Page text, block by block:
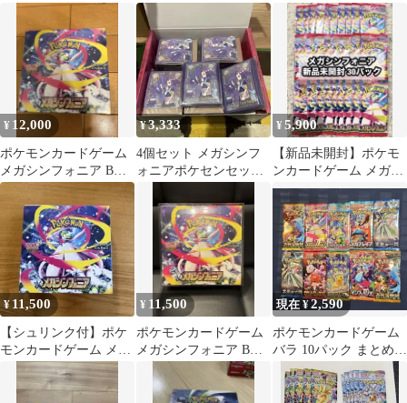
20パック
ォニア まとめ売り 引退
品 絶版
¥ 12,000
ポケモンカードゲーム
メガシンフォニア BOX
シュリンク付き
¥3,333
4個セット メガシンフ
ォニアポケセンセット
¥5,900
【新品未開封】ポケモ
ンカードゲーム メガシ
ンフォニア 30パック
¥ 11,500
【シュリンク付】ポケ
モンカードゲーム メガ
シンフォニア BOX
¥ 11,500
ポケモンカードゲーム
メガシンフォニア BOX
未開封 シュリンク付き
現在 ¥2,590
ポケモンカードゲーム
バラ 10パック まとめ売